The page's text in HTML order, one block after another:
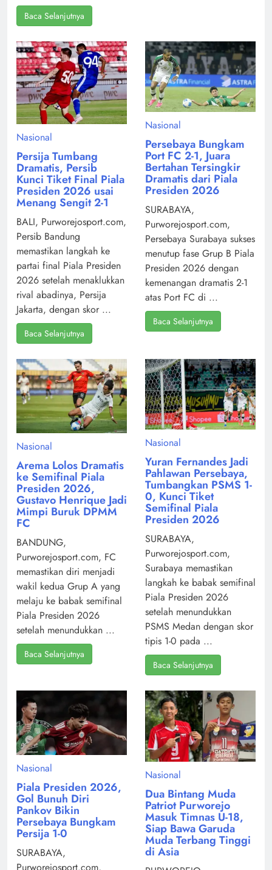
Baca Selanjutnya
Nasional
Persija Tumbang
Dramatis, Persib
Kunci Tiket Final Piala
Presiden 2026 usai
Menang Sengit 2-1
BALI, Purworejosport.com,
Persib Bandung
memastikan langkah ke
partai final Piala Presiden
2026 setelah menaklukkan
rival abadinya, Persija
Jakarta, dengan skor ...
Baca Selanjutnya
Nasional
Persebaya Bungkam
Port FC 2-1, Juara
Bertahan Tersingkir
Dramatis dari Piala
Presiden 2026
SURABAYA,
Purworejosport.com,
Persebaya Surabaya sukses
menutup fase Grup B Piala
Presiden 2026 dengan
kemenangan dramatis 2-1
atas Port FC di ...
Baca Selanjutnya
Nasional
Arema Lolos Dramatis
ke Semifinal Piala
Presiden 2026,
Gustavo Henrique Jadi
Mimpi Buruk DPMM
FC
BANDUNG,
Purworejosport.com, FC
memastikan diri menjadi
wakil kedua Grup A yang
melaju ke babak semifinal
Piala Presiden 2026
setelah menundukkan ...
Baca Selanjutnya
Nasional
Yuran Fernandes Jadi
Pahlawan Persebaya,
Tumbangkan PSMS 1-
0, Kunci Tiket
Semifinal Piala
Presiden 2026
SURABAYA,
Purworejosport.com,
Surabaya memastikan
langkah ke babak semifinal
Piala Presiden 2026
setelah menundukkan
PSMS Medan dengan skor
tipis 1-0 pada ...
Baca Selanjutnya
Nasional
Piala Presiden 2026,
Gol Bunuh Diri
Pankov Bikin
Persebaya Bungkam
Persija 1-0
SURABAYA,
Nasional
Dua Bintang Muda
Patriot Purworejo
Masuk Timnas U-18,
Siap Bawa Garuda
Muda Terbang Tinggi
di Asia